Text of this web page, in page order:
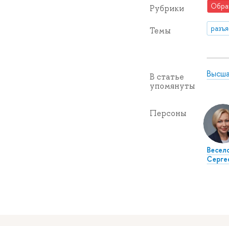
Рубрики
Темы
В статье
упомянуты
Персоны